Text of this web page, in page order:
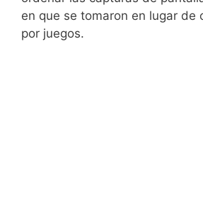
en que se tomaron en lugar de
por juegos.